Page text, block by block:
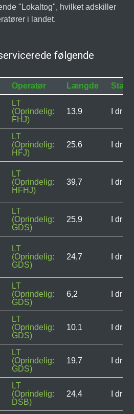
"Lokaltog", hvilket adskiller
i landet.
følgende
Operatør Længde
LT
(Oprindelig:
FHJ)
13,9 I drift
LT
(Oprindelig:
HFJ)
25,6 I drift
LT
(Oprindelig:
HFHJ)
39,7 I drift
LT
(Oprindelig:
GDS)
25,9 I drift
LT
(Oprindelig:
GDS)
24,7 I drift
LT
(Oprindelig:
GDS)
6,2 I drift
LT
(Oprindelig:
GDS)
10,1 I drift
LT
(Oprindelig:
GDS)
19,7 I drift
LT
(Oprindelig:
DSB)
24,4 I drift